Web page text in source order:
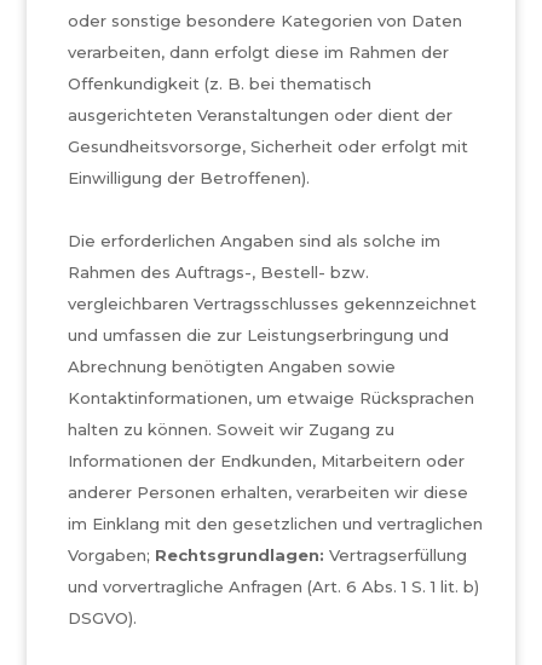
oder sonstige besondere Kategorien von Daten
verarbeiten, dann erfolgt diese im Rahmen der
Offenkundigkeit (z. B. bei thematisch
ausgerichteten Veranstaltungen oder dient der
Gesundheitsvorsorge, Sicherheit oder erfolgt mit
Einwilligung der Betroffenen).
Die erforderlichen Angaben sind als solche im
Rahmen des Auftrags-, Bestell- bzw.
vergleichbaren Vertragsschlusses gekennzeichnet
und umfassen die zur Leistungserbringung und
Abrechnung benötigten Angaben sowie
Kontaktinformationen, um etwaige Rücksprachen
halten zu können. Soweit wir Zugang zu
Informationen der Endkunden, Mitarbeitern oder
anderer Personen erhalten, verarbeiten wir diese
im Einklang mit den gesetzlichen und vertraglichen
Vorgaben; Rechtsgrundlagen: Vertragserfüllung
und vorvertragliche Anfragen (Art. 6 Abs. 1 S. 1 lit. b)
DSGVO).